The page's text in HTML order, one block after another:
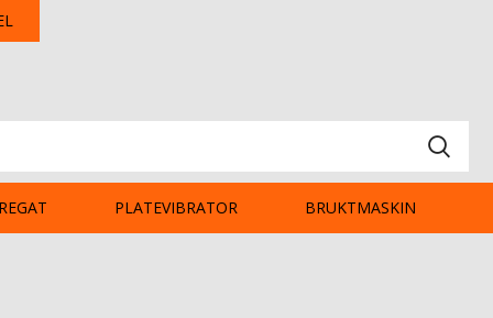
PLATEVIBRATOR BRUKTMASKIN